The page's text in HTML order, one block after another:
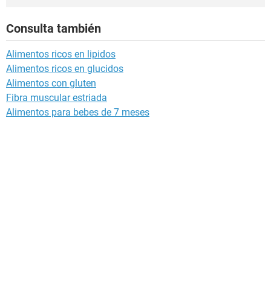
Consulta también
Alimentos ricos en lipidos
Alimentos ricos en glucidos
Alimentos con gluten
Fibra muscular estriada
Alimentos para bebes de 7 meses